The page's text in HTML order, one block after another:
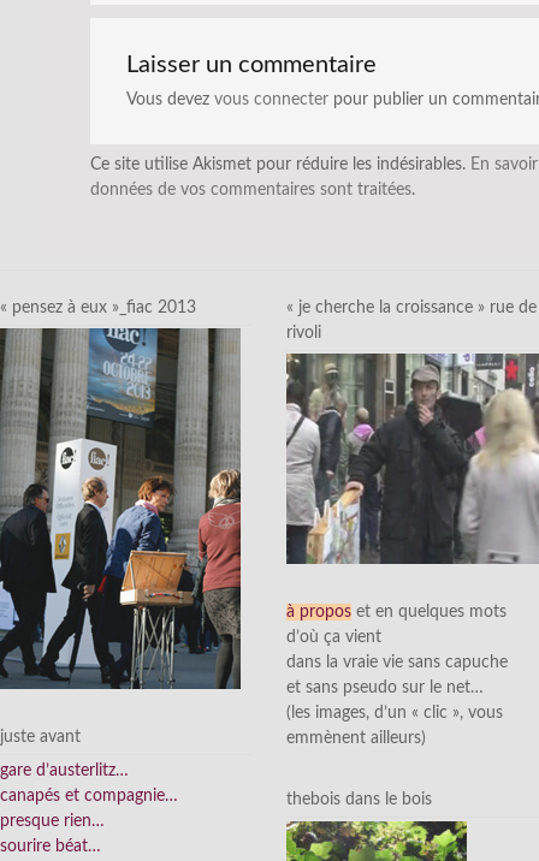
Laisser un commentaire
Vous devez vous connecter pour publier un
Ce site utilise Akismet pour réduire les indésirables. En
données de vos commentaires sont traitées.
« pensez à eux »_fiac 2013
juste avant
gare d’austerlitz…
canapés et compagnie…
presque rien…
sourire béat…
« je cherche la croissance » rue de
rivoli
à propos et en quelques mots
d’où ça vient
dans la vraie vie sans capuche
et sans pseudo sur le net…
(les images, d’un « clic », vous
emmènent ailleurs)
thebois dans le bois